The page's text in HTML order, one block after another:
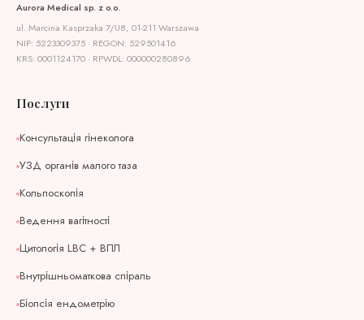
Aurora Medical sp. z o.o.
ul. Marcina Kasprzaka 7/U8, 01-211 Warszawa
NIP: 5223309375 · REGON: 529501416
KRS: 0001124170 · RPWDL: 000000280896
Послуги
Консультація гінеколога
УЗД органів малого таза
Кольпоскопія
Ведення вагітності
Цитологія LBC + ВПЛ
Внутрішньоматкова спіраль
Біопсія ендометрію